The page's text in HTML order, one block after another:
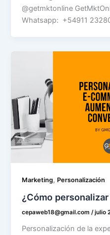
@getmktonline
Whatsapp: +54911
Marketing, Personalización
¿Cómo
cepaweb18@gmail.com /julio
Personalización de la